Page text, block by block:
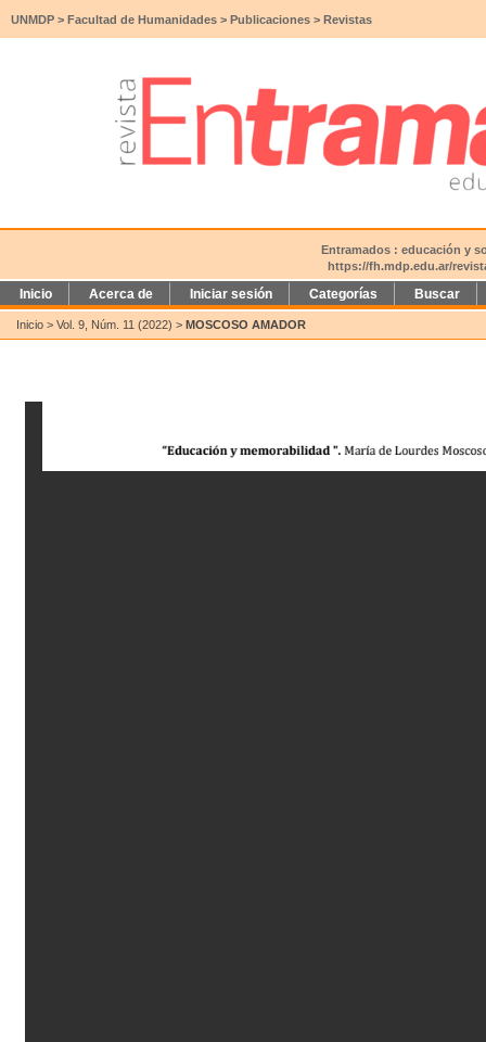
UNMDP > Facultad de Humanidades > Publicaciones > Revistas
Entramados : educación y
https://fh.mdp.edu.ar/
Inicio Acerca de Iniciar sesión Categorías Buscar
Inicio > Vol. 9, Núm. 11 (2022) > MOSCOSO AMADOR